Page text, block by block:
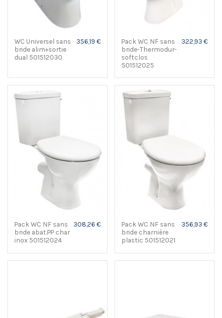
WC Universel sans
bride alim+sortie
dual 501512030
356,19 €
Pack WC NF sans
bride-Thermodur-
softclos
501512025
322,93 €
Pack WC NF sans
bride abat.PP char
inox 501512024
308,26 €
Pack WC NF sans
bride charnière
plastic 501512021
356,93 €